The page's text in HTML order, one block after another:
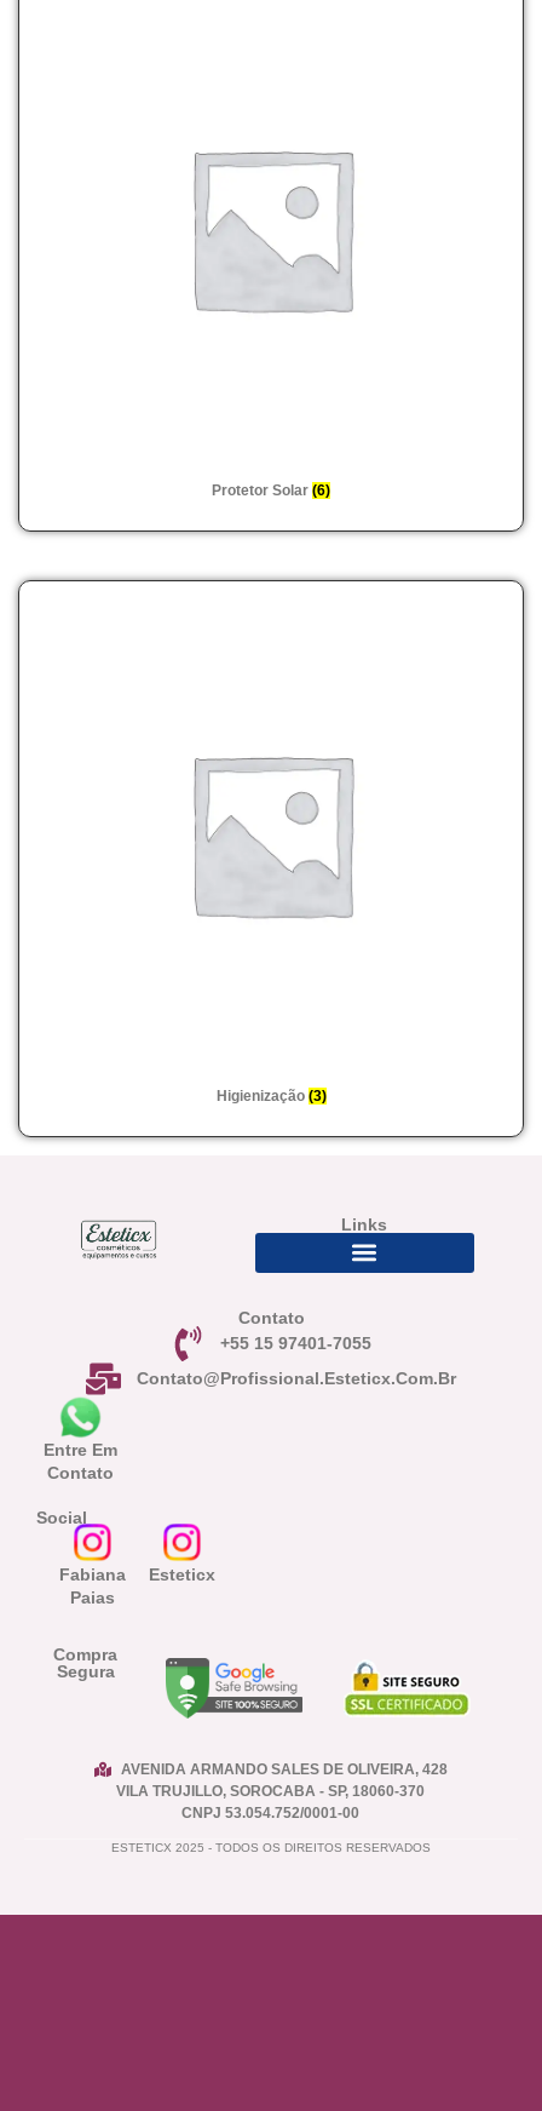
Protetor Solar (6)
Higienização (3)
Links
Contato
+55 15 97401-7055
Contato@profissional.esteticx.com.br
Entre Em
Contato
Social
Fabiana
Paias
Esteticx
Compra
Segura
AVENIDA ARMANDO SALES DE OLIVEIRA, 428
VILA TRUJILLO, SOROCABA - SP, 18060-370
CNPJ 53.054.752/0001-00
ESTETICX 2025 - TODOS OS DIREITOS RESERVADOS